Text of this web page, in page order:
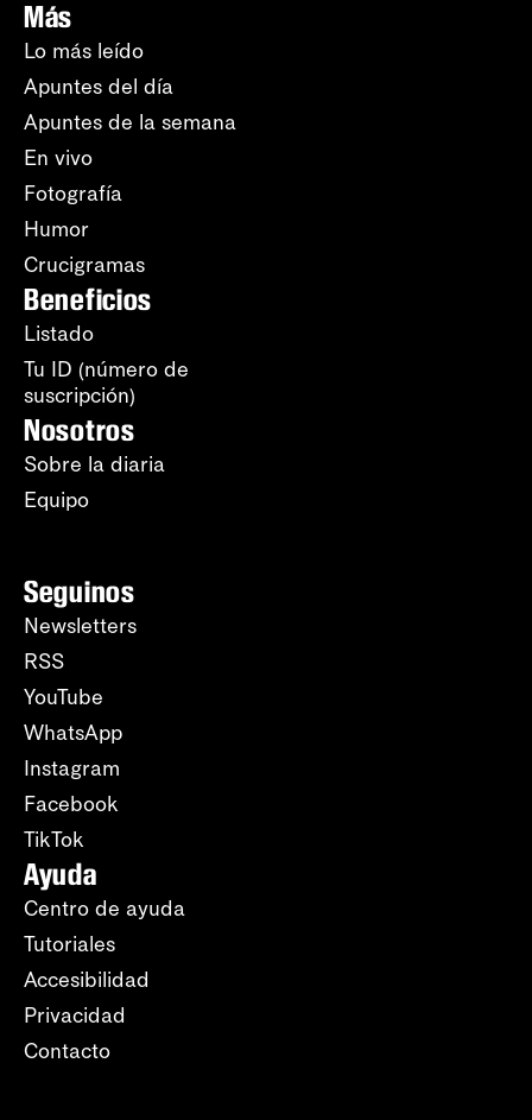
Más
Lo más leído
Apuntes del día
Apuntes de la semana
En vivo
Fotografía
Humor
Crucigramas
Beneficios
Listado
Tu ID (número de
suscripción)
Nosotros
Sobre la diaria
Equipo
Seguinos
Newsletters
RSS
YouTube
WhatsApp
Instagram
Facebook
TikTok
Ayuda
Centro de ayuda
Tutoriales
Accesibilidad
Privacidad
Contacto